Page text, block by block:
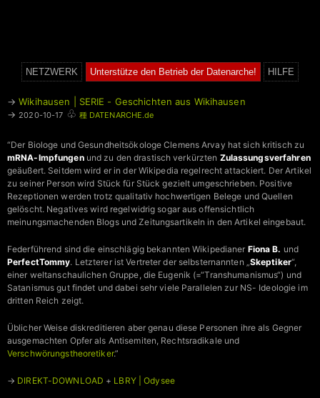
NETZWERK Unterstütze den Betrieb der Datenarche! HILFE
→Wikihausen | SERIE - Geschichten aus Wikihausen
→ 2020-10-17 ♧ 種 DATENARCHE.de
“Der Biologe und Gesundheitsökologe Clemens Arvay hat sich kritisch zu
mRNA-Impfungenund zu den drastisch verkürzten Zulassungsverfahren
geäußert. Seitdem wird er in der Wikipedia regelrecht attackiert. Der Artikel
zu seiner Person wird Stück für Stück gezielt umgeschrieben. Positive
Rezeptionen werden trotz qualitativ hochwertigen Belege und Quellen
gelöscht. Negatives wird regelwidrig sogar aus offensichtlich
meinungsmachenden Blogs und Zeitungsartikeln in den Artikel eingebaut.
Federführend sind die einschlägig bekannten Wikipedianer Fiona B. und
PerfectTommy. Letzterer ist Vertreter der selbsternannten „ Skeptiker“,
einer weltanschaulichen Gruppe, die Eugenik (=“Transhumanismus“) und
Satanismus gut findet und dabei sehr viele Parallelen zur NS- Ideologie im
dritten Reich zeigt.
Üblicher Weise diskreditieren aber genau diese Personen ihre als Gegner
ausgemachten Opfer als Antisemiten, Rechtsradikale und
Verschwörungstheoretiker.”
→ DIREKT-DOWNLOAD + LBRY | Odysee